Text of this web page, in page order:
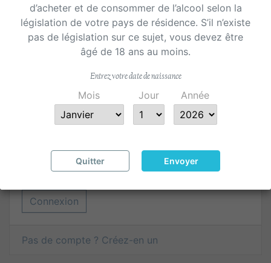
CONNECTEZ-VOUS À VOTRE COMPTE
Mot de passe
Au moins 5 caractères
Mot de passe oublié ?
Connexion
Pas de compte ? Créez-en un
d’acheter et de consommer de l’alcool selon la
législation de votre pays de résidence. S’il n’existe
pas de législation sur ce sujet, vous devez être
âgé de 18 ans au moins.
Entrez votre date de naissance
Mois Jour Année
Quitter Envoyer